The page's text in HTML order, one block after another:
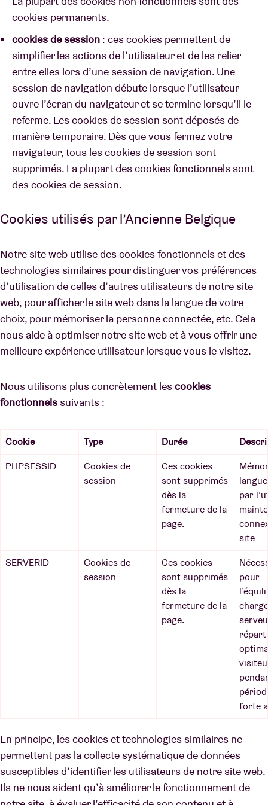
cookies permanents.
cookies de session : ces cookies permettent de
simplifier les actions de l’utilisateur et de les relier
entre elles lors d’une session de navigation. Une
session de navigation débute lorsque l’utilisateur
ouvre l’écran du navigateur et se termine lorsqu’il le
referme. Les cookies de session sont déposés de
manière temporaire. Dès que vous fermez votre
navigateur, tous les cookies de session sont
supprimés. La plupart des cookies fonctionnels sont
des cookies de session.
Cookies utilisés par l’Ancienne Belgique
Notre site web utilise des cookies fonctionnels et des
technologies similaires pour distinguer vos préférences
d’utilisation de celles d’autres utilisateurs de notre site
web, pour afficher le site web dans la langue de votre
choix, pour mémoriser la personne connectée, etc. Cela
nous aide à optimiser notre site web et à vous offrir une
meilleure expérience utilisateur lorsque vous le visitez.
Nous utilisons plus concrètement lescookies
fonctionnels suivants :
Cookie Type Durée
PHPSESSID
Cookies de
session
Ces cookies
sont supprimés
dès la
fermeture de la
page.
par
site
SERVERID
Cookies de
session
Ces cookies
sont supprimés
dès la
fermeture de la
page.
pour
forte
En principe, les cookies et technologies similaires ne
permettent pas la collecte systématique de données
susceptibles d’identifier les utilisateurs de notre site web.
Ils ne nous aident qu’à améliorer le fonctionnement de